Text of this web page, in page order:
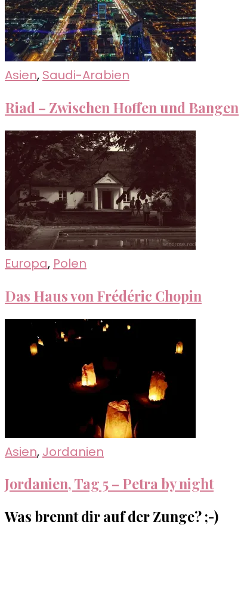
Asien, Saudi-Arabien
Riad – Zwischen Hoffen und Bangen
Europa, Polen
Das Haus von Frédéric Chopin
Asien, Jordanien
Jordanien, Tag 5 – Petra by night
Was brennt dir auf der Zunge? ;-)